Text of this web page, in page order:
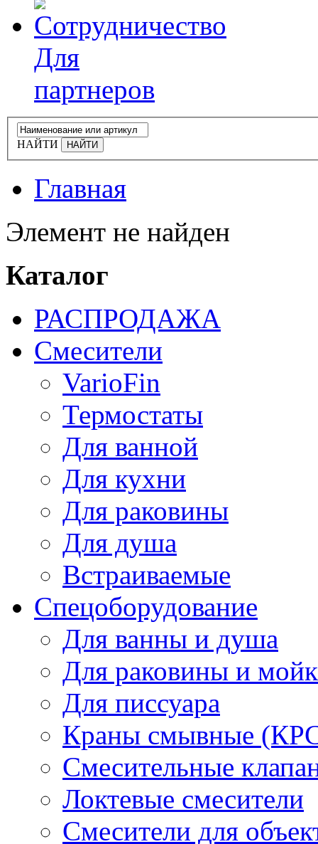
Для
партнеров
НАЙТИ
Главная
Элемент не найден
Каталог
РАСПРОДАЖА
Смесители
VarioFin
Термостаты
Для ванной
Для кухни
Для раковины
Для душа
Встраиваемые
Спецоборудование
Для ванны и душа
Для раковины и
Для писсуара
Краны смывные
Смесительные
Локтевые смесители
Смесители для